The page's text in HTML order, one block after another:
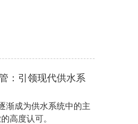
：引领现代供水系
成为供水系统中的主
的高度认可。